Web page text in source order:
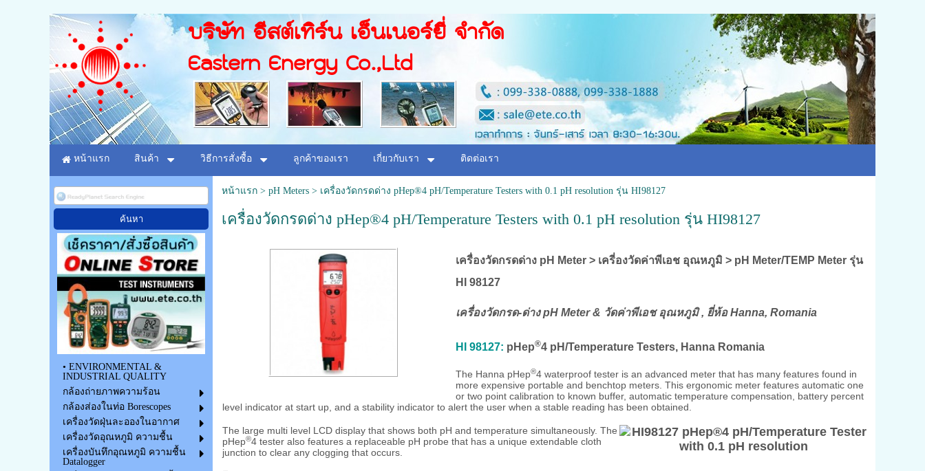
บริษัท อีสต์เทิร์น เอ็นเนอร์ยี่ จำกัด
Eastern Energy Co.,Ltd
หน้าแรก สินค้า วิธีการสั่งซื้อ ลูกค้าของเรา เกี่ยวกับเรา ติดต่อเรา
• ENVIRONMENTAL &
INDUSTRIAL QUALITY
กล้องถ่ายภาพความร้อน
กล้องส่องในท่อ Borescopes
เครื่องวัดฝุ่นละอองในอากาศ
เครื่องวัดอุณหภูมิ ความชื้น
เครื่องบันทึกอุณหภูมิ ความชื้น
Datalogger
หน้าแรก> pH Meters> เครื่องวัดกรดด่าง pHep®4 pH/Temperature Testers with 0.1 pH resolution รุ่น HI98127
เครื่องวัดกรดด่าง pHep®4 pH/Temperature Testers with 0.1 pH resolution รุ่น HI98127
เครื่องวัดกรดด่าง pH Meter > เครี่องวัดค่าพีเอช อุณหภูมิ > pH Meter/TEMP Meter รุ่น
HI 98127
เครื่องวัดกรด-ด่างpH Meter& วัดค่าพีเอช อุณหภูมิ , ยี่ห้อ Hanna, Romania
HI 98127: pHep®4 pH/Temperature Testers, Hanna Romania
The Hanna pHep®4 waterproof tester is an advanced meter that has many features found in
more expensive portable and benchtop meters. This ergonomic meter features automatic one
or two point calibration to known buffer, automatic temperature compensation, battery percent
level indicator at start up, and a stability indicator to alert the user when a stable reading has been obtained.
The large multi level LCD display that shows both pH and temperature simultaneously. The
pHep®4 tester also features a replaceable pH probe that has a unique extendable cloth
junction to clear any clogging that occurs.